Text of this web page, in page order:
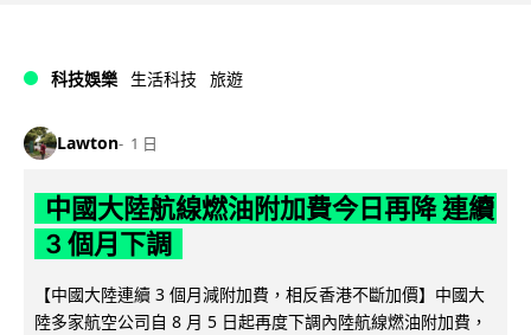
科技娛樂 生活科技 旅遊
Lawton 1 日
中國大陸航線燃油附加費今日再降 連續
3 個月下調
【中國大陸連續 3 個月減附加費，相反香港不斷加價】中國大
陸多家航空公司自 8 月 5 日起再度下調內陸航線燃油附加費，